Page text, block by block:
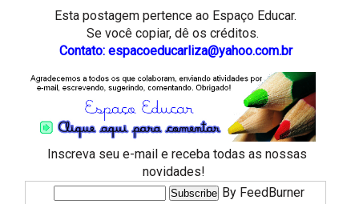
Esta postagem pertence ao Espaço Educar.
Se você copiar, dê os créditos.
Contato: espacoeducarliza@yahoo.com.br
Inscreva seu e-mail e receba todas as nossas
novidades!
By FeedBurner